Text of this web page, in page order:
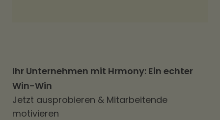
Ihr Unternehmen mit Hrmony: Ein echter
Win-Win
Jetzt ausprobieren & Mitarbeitende
motivieren